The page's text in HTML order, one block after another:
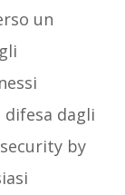
un
dagli
by